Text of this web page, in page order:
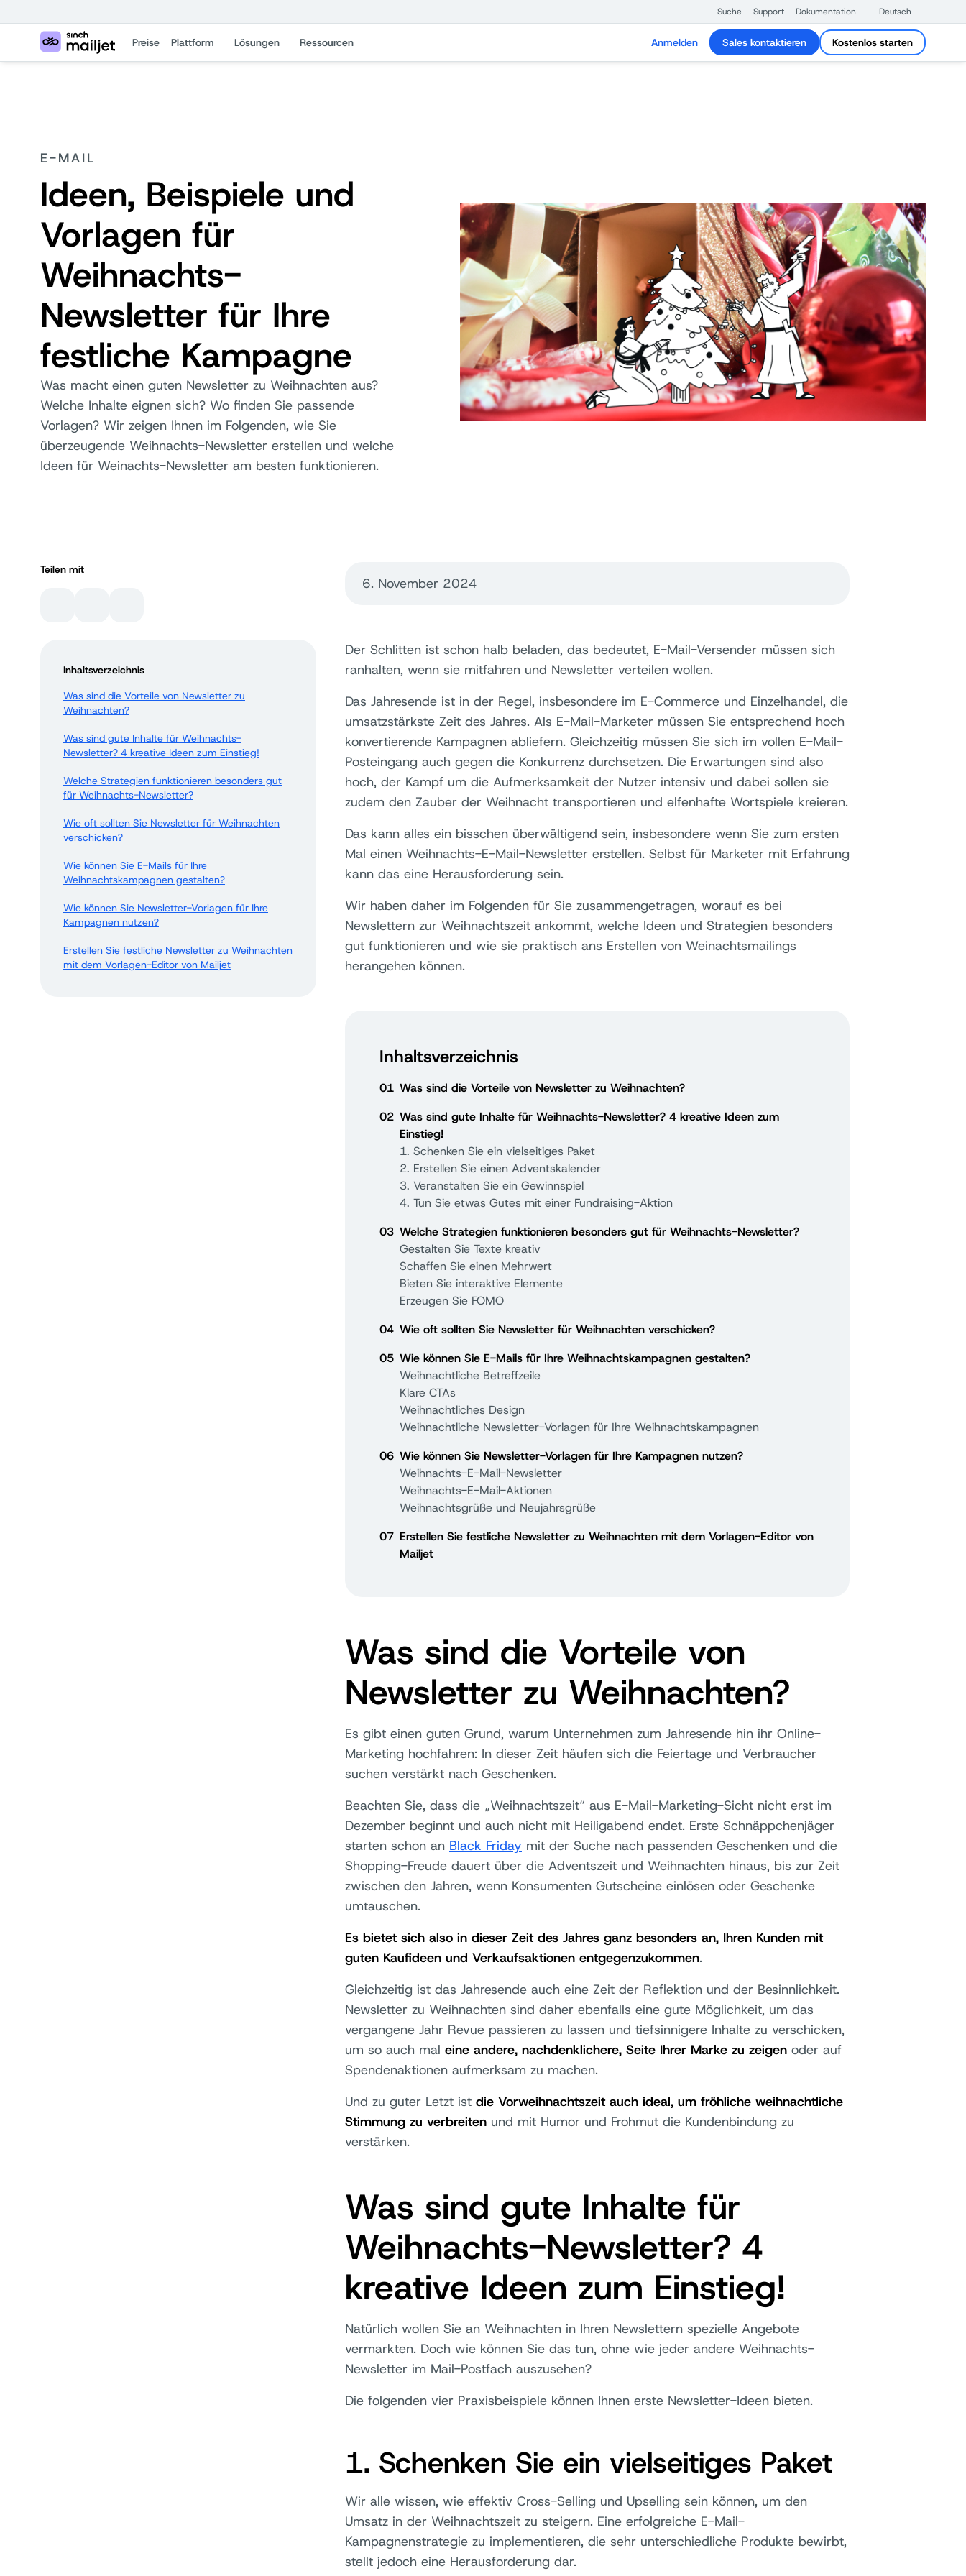
Suche Support Dokumentation Deutsch
Preise Plattform Lösungen Ressourcen Anmelden Sales kontaktieren Kostenlos starten
E-MAIL
Ideen, Beispiele und
Vorlagen für
Weihnachts-
Newsletter für Ihre
festliche Kampagne
Was macht einen guten Newsletter zu Weihnachten aus?
Welche Inhalte eignen sich? Wo finden Sie passende
Vorlagen? Wir zeigen Ihnen im Folgenden, wie Sie
überzeugende Weihnachts-Newsletter erstellen und welche
Ideen für Weinachts-Newsletter am besten funktionieren.
Teilen mit
Inhaltsverzeichnis
Was sind die Vorteile von Newsletter zu
Weihnachten?
Was sind gute Inhalte für Weihnachts-
Newsletter? 4 kreative Ideen zum Einstieg!
Welche Strategien funktionieren besonders gut
für Weihnachts-Newsletter?
Wie oft sollten Sie Newsletter für Weihnachten
verschicken?
Wie können Sie E-Mails für Ihre
Weihnachtskampagnen gestalten?
Wie können Sie Newsletter-Vorlagen für Ihre
Kampagnen nutzen?
Erstellen Sie festliche Newsletter zu Weihnachten
mit dem Vorlagen-Editor von Mailjet
6. November 2024
Der Schlitten ist schon halb beladen, das bedeutet, E-Mail-Versender müssen sich
ranhalten, wenn sie mitfahren und Newsletter verteilen wollen.
Das Jahresende ist in der Regel, insbesondere im E-Commerce und Einzelhandel, die
umsatzstärkste Zeit des Jahres. Als E-Mail-Marketer müssen Sie entsprechend hoch
konvertierende Kampagnen abliefern. Gleichzeitig müssen Sie sich im vollen E-Mail-
Posteingang auch gegen die Konkurrenz durchsetzen. Die Erwartungen sind also
hoch, der Kampf um die Aufmerksamkeit der Nutzer intensiv und dabei sollen sie
zudem den Zauber der Weihnacht transportieren und elfenhafte Wortspiele kreieren.
Das kann alles ein bisschen überwältigend sein, insbesondere wenn Sie zum ersten
Mal einen Weihnachts-E-Mail-Newsletter erstellen. Selbst für Marketer mit Erfahrung
kann das eine Herausforderung sein.
Wir haben daher im Folgenden für Sie zusammengetragen, worauf es bei
Newslettern zur Weihnachtszeit ankommt, welche Ideen und Strategien besonders
gut funktionieren und wie sie praktisch ans Erstellen von Weinachtsmailings
herangehen können.
Inhaltsverzeichnis
01 Was sind die Vorteile von Newsletter zu Weihnachten?
02 Was sind gute Inhalte für Weihnachts-Newsletter? 4 kreative Ideen zum
Einstieg!
1. Schenken Sie ein vielseitiges Paket
2. Erstellen Sie einen Adventskalender
3. Veranstalten Sie ein Gewinnspiel
4. Tun Sie etwas Gutes mit einer Fundraising-Aktion
03 Welche Strategien funktionieren besonders gut für Weihnachts-Newsletter?
Gestalten Sie Texte kreativ
Schaffen Sie einen Mehrwert
Bieten Sie interaktive Elemente
Erzeugen Sie FOMO
04 Wie oft sollten Sie Newsletter für Weihnachten verschicken?
05 Wie können Sie E-Mails für Ihre Weihnachtskampagnen gestalten?
Weihnachtliche Betreffzeile
Klare CTAs
Weihnachtliches Design
Weihnachtliche Newsletter-Vorlagen für Ihre Weihnachtskampagnen
06 Wie können Sie Newsletter-Vorlagen für Ihre Kampagnen nutzen?
Weihnachts-E-Mail-Newsletter
Weihnachts-E-Mail-Aktionen
Weihnachtsgrüße und Neujahrsgrüße
07 Erstellen Sie festliche Newsletter zu Weihnachten mit dem Vorlagen-Editor von
Mailjet
Was sind die Vorteile von
Newsletter zu Weihnachten?
Es gibt einen guten Grund, warum Unternehmen zum Jahresende hin ihr Online-
Marketing hochfahren: In dieser Zeit häufen sich die Feiertage und Verbraucher
suchen verstärkt nach Geschenken.
Beachten Sie, dass die „Weihnachtszeit“ aus E-Mail-Marketing-Sicht nicht erst im
Dezember beginnt und auch nicht mit Heiligabend endet. Erste Schnäppchenjäger
starten schon an Black Friday mit der Suche nach passenden Geschenken und die
Shopping-Freude dauert über die Adventszeit und Weihnachten hinaus, bis zur Zeit
zwischen den Jahren, wenn Konsumenten Gutscheine einlösen oder Geschenke
umtauschen.
Es bietet sich also in dieser Zeit des Jahres ganz besonders an, Ihren Kunden mit
guten Kaufideen und Verkaufsaktionen entgegenzukommen.
Gleichzeitig ist das Jahresende auch eine Zeit der Reflektion und der Besinnlichkeit.
Newsletter zu Weihnachten sind daher ebenfalls eine gute Möglichkeit, um das
vergangene Jahr Revue passieren zu lassen und tiefsinnigere Inhalte zu verschicken,
um so auch mal eine andere, nachdenklichere, Seite Ihrer Marke zu zeigen oder auf
Spendenaktionen aufmerksam zu machen.
Und zu guter Letzt ist die Vorweihnachtszeit auch ideal, um fröhliche weihnachtliche
Stimmung zu verbreiten und mit Humor und Frohmut die Kundenbindung zu
verstärken.
Was sind gute Inhalte für
Weihnachts-Newsletter? 4
kreative Ideen zum Einstieg!
Natürlich wollen Sie an Weihnachten in Ihren Newslettern spezielle Angebote
vermarkten. Doch wie können Sie das tun, ohne wie jeder andere Weihnachts-
Newsletter im Mail-Postfach auszusehen?
Die folgenden vier Praxisbeispiele können Ihnen erste Newsletter-Ideen bieten.
1. Schenken Sie ein vielseitiges Paket
Wir alle wissen, wie effektiv Cross-Selling und Upselling sein können, um den
Umsatz in der Weihnachtszeit zu steigern. Eine erfolgreiche E-Mail-
Kampagnenstrategie zu implementieren, die sehr unterschiedliche Produkte bewirbt,
stellt jedoch eine Herausforderung dar.